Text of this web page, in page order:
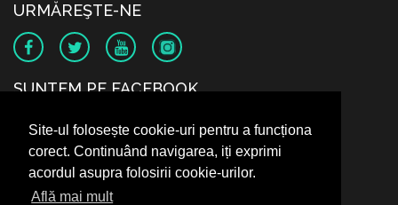
Site-ul folosește cookie-uri pentru a funcționa
corect. Continuând navigarea, iți exprimi
acordul asupra folosirii cookie-urilor.
Află mai mult
URMĂREŞTE-NE
SUNTEM PE FACEBOOK